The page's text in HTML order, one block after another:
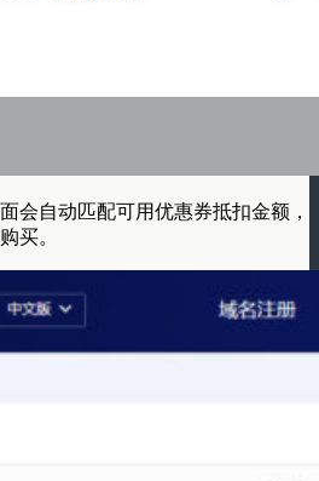
会自动匹配可用优惠券抵扣金额，
买。